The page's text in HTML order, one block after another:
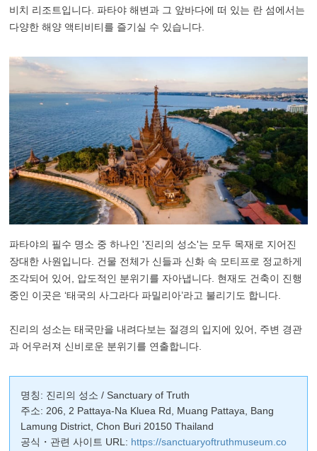
비치 리조트입니다. 파타야 해변과 그 앞바다에 떠 있는 란 섬에서는
다양한 해양 액티비티를 즐기실 수 있습니다.
파타야의 필수 명소 중 하나인 '진리의 성소'는 모두 목재로 지어진
장대한 사원입니다. 건물 전체가 신들과 신화 속 모티프로 정교하게
조각되어 있어, 압도적인 분위기를 자아냅니다. 현재도 건축이 진행
중인 이곳은 ‘태국의 사그라다 파밀리아’라고 불리기도 합니다.
진리의 성소는 태국만을 내려다보는 절경의 입지에 있어, 주변 경관
과 어우러져 신비로운 분위기를 연출합니다.
명칭: 진리의 성소 / Sanctuary of Truth
주소: 206, 2 Pattaya-Na Kluea Rd, Muang Pattaya, Bang
Lamung District, Chon Buri 20150 Thailand
공식・관련 사이트 URL: https://sanctuaryoftruthmuseum.co